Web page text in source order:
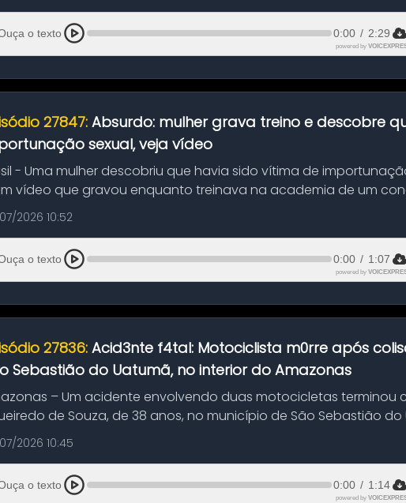
o texto 0:00 / 2:29
powered by
27847: Absurdo: mulher grava treino e descobre
sexual, veja vídeo
- Uma mulher descobriu que havia sido vítima de
vídeo que gravou enquanto treinava na academia de um
O c...
2026 10:52
o texto 0:00 / 1:07
powered by
27836: Acid3nte f4tal: Motociclista m0rre após
Sebastião do Uatumã, no interior do Amazonas
– Um acidente envolvendo duas motocicletas terminou
de Souza, de 38 anos, no município de São Sebastião
A colisão ocorreu n...
2026 10:45
o texto 0:00 / 1:14
powered by